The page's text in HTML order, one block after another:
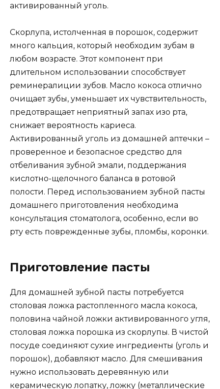
активированный уголь.
Скорлупа, истолченная в порошок, содержит
много кальция, который необходим зубам в
любом возрасте. Этот компонент при
длительном использовании способствует
реминералиции зубов. Масло кокоса отлично
очищает зубы, уменьшает их чувствительность,
предотвращает неприятный запах изо рта,
снижает вероятность кариеса.
Активированный уголь из домашней аптечки –
проверенное и безопасное средство для
отбеливания зубной эмали, поддержания
кислотно-щелочного баланса в ротовой
полости. Перед использованием зубной пасты
домашнего приготовления необходима
консультация стоматолога, особенно, если во
рту есть поврежденные зубы, пломбы, коронки.
Приготовление пасты
Для домашней зубной пасты потребуется
столовая ложка растопленного масла кокоса,
половина чайной ложки активированного угля,
столовая ложка порошка из скорлупы. В чистой
посуде соединяют сухие ингредиенты (уголь и
порошок), добавляют масло. Для смешивания
нужно использовать деревянную или
керамическую лопатку, ложку (металлические